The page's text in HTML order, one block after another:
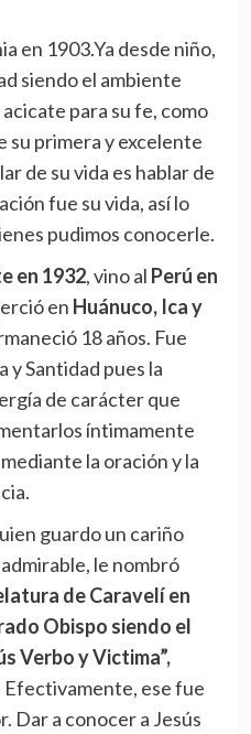
en 1903.Ya desde niño,
siendo el ambiente
para su fe, como
su primera y excelente
de su vida es hablar de
fue su vida, así lo
pudimos conocerle.
en 1932, vino al Perú en
en Huánuco, Ica y
18 años. Fue
y Santidad pues la
de carácter que
íntimamente
la oración y la
guardo un cariño
le nombró
de Caravelí en
Obispo siendo el
Verbo y Victima”,
Efectivamente, ese fue
Dar a conocer a Jesús